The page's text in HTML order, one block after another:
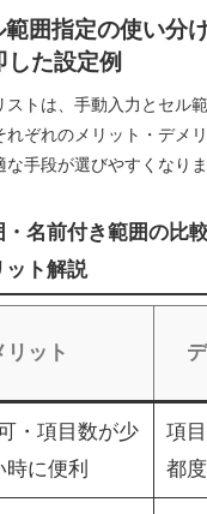
囲指定の使い分
した設定例
ストは、手動入力とセル
ぞれのメリット・デメ
手段が選びやすくなりま
名前付き範囲の比
ット解説
リット
・項目数が少
時に便利
項
都